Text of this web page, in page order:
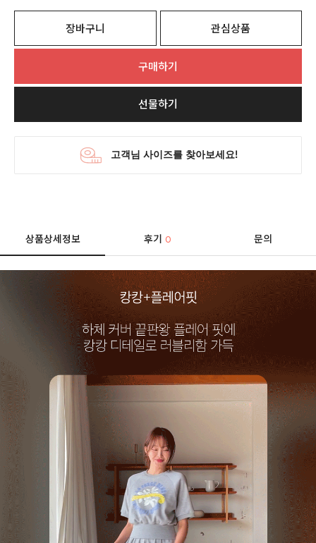
장바구니 관심상품
구매하기
선물하기
상품상세정보 후기0 문의